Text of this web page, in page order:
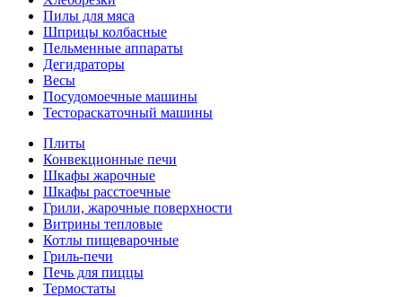
Пилы для мяса
Шприцы колбасные
Пельменные аппараты
Дегидраторы
Весы
Посудомоечные машины
Тестораскаточный машины
Плиты
Конвекционные печи
Шкафы жарочные
Шкафы расстоечные
Грили, жарочные поверхности
Витрины тепловые
Котлы пищеварочные
Гриль-печи
Печь для пиццы
Термостаты